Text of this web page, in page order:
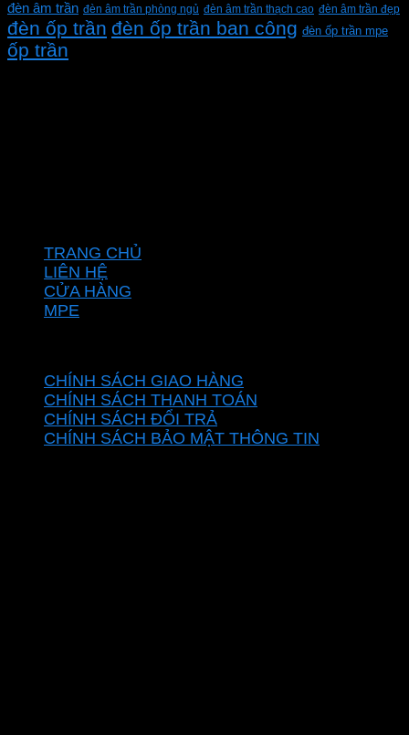
đèn âm trần đèn âm trần phòng ngủ đèn âm trần thạch cao đèn âm trần đẹp
đèn ốp trần đèn ốp trần ban công đèn ốp trần mpe
ốp trần
TRANG CHỦ
LIÊN HỆ
CỬA HÀNG
MPE
CHÍNH SÁCH GIAO HÀNG
CHÍNH SÁCH THANH TOÁN
CHÍNH SÁCH ĐỔI TRẢ
CHÍNH SÁCH BẢO MẬT THÔNG TIN